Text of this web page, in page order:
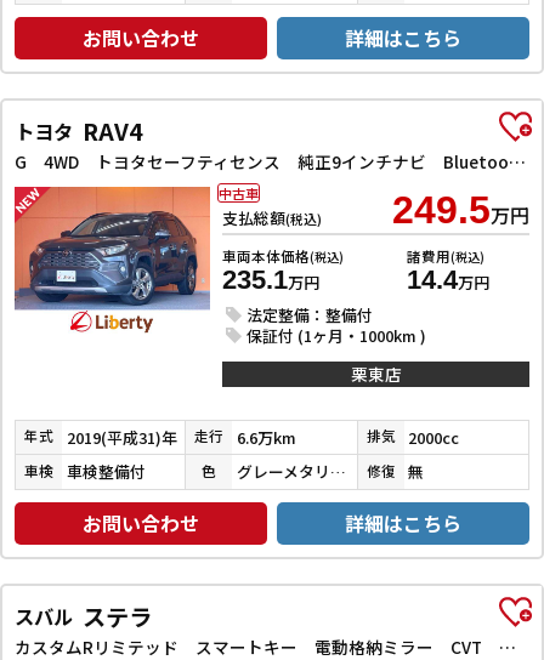
お問い合わせ 詳細はこちら
トヨタ RAV4
G 4WD トヨタセーフティセンス 純正9インチナビ Bluetooth対応 Bカメラ ETC アダプティブクルーズコントロール 電子パーキング 前席シートヒーター 革巻きステアリング LEDヘッドライト
支払総額(税込) 249.5万円
車両本体価格(税込)
235.1万円
諸費用(税込)
14.4万円
法定整備：整備付
保証付 (1ヶ月・1000km )
中古車
栗東店
年式 2019(平成31)年 走行 6.6万km 排気 2000cc
車検 車検整備付 色 グレーメタリック 修復 無
お問い合わせ 詳細はこちら
スバル ステラ
カスタムRリミテッド スマートキー 電動格納ミラー CVT 盗難防止システム ABS CD ミュージックプレイヤー接続可 アルミホイール エアコン パワーステアリング パワーウィンドウ